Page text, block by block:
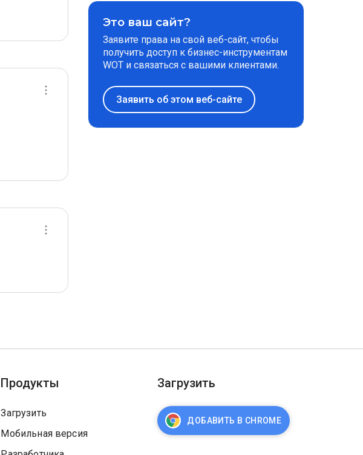
Это ваш сайт?
Заявите права на свой веб-сайт, чтобы
получить доступ к бизнес-инструментам
WOT и связаться с вашими клиентами.
Заявить об этом веб-сайте
Продукты
Загрузить
Мобильная версия
Загрузить
ДОБАВИТЬ В CHROME